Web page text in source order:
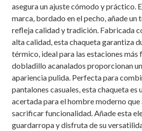
asegura un ajuste cómodo y práctico.
marca, bordado en el pecho, añade
refleja calidad y tradición. Fabricada
alta calidad, esta chaqueta garantiza
térmico, ideal para las estaciones más
dobladillo acanalados proporcionan
apariencia pulida. Perfecta para
pantalones casuales, esta chaqueta es
acertada para el hombre moderno que
sacrificar funcionalidad. Añade esta
guardarropa y disfruta de su